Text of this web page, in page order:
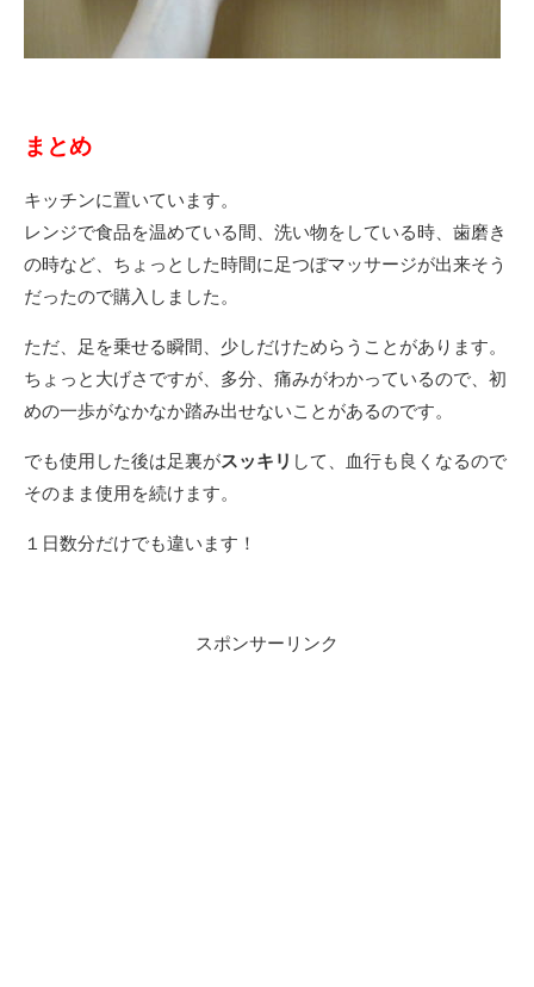
まとめ
キッチンに置いています。
レンジで食品を温めている間、洗い物をしている時、歯磨き
の時など、ちょっとした時間に足つぼマッサージが出来そう
だったので購入しました。
ただ、足を乗せる瞬間、少しだけためらうことがあります。
ちょっと大げさですが、多分、痛みがわかっているので、初
めの一歩がなかなか踏み出せないことがあるのです。
でも使用した後は足裏がスッキリ して、血行も良くなるので
そのまま使用を続けます。
１日数分だけでも違います！
スポンサーリンク